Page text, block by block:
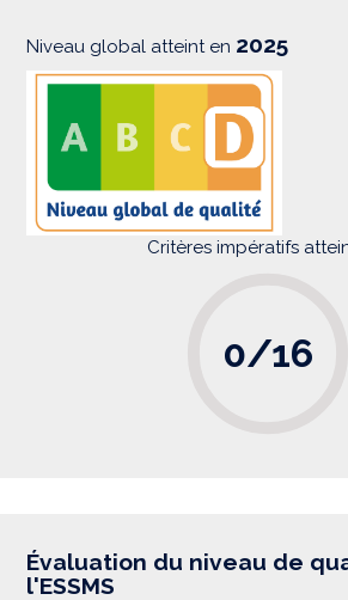
Niveau global atteint en 2025
Critères impératifs
0/16
Évaluation du niveau de
l'ESSMS